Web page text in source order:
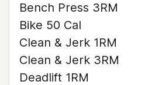
Bench Press 3RM
Bike 50 Cal
Clean & Jerk 1RM
Clean & Jerk 3RM
Deadlift 1RM